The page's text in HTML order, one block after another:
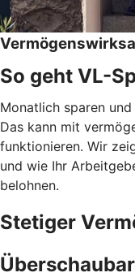
So geht VL-
Monatlich sparen
Das kann mit
funktionieren. Wir
und wie Ihr
belohnen.
Stetiger